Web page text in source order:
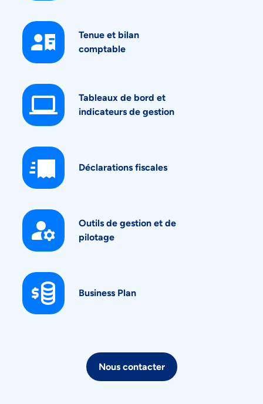
Tenue et bilan
comptable
Tableaux de bord et
indicateurs de gestion
Déclarations fiscales
Outils de gestion et de
pilotage
Business Plan
Nous contacter